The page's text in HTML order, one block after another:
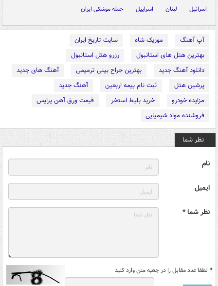
اسرائیل
لبنان اسراییل حمله موشکی ایران
آپ آهنگ موزیک شاه
سایت تاریخ ایران
بهترین هتل های استانبول
رزرو هتل استانبول
دانلود آهنگ جدید
بهترین جراح بینی ترمیمی
آهنگ های جدید
پرشین هتل
ثبت نام بیمه اربعین
آهنگ جدید
مزایده خودرو
خرید بلیط استخر
قیمت ورق آهن پرایس
فروشنده مواد شیمیایی
نظر شما
نام
ایمیل
نظر شما *
* لطفا عدد مقابل را در جعبه متن وارد کنید